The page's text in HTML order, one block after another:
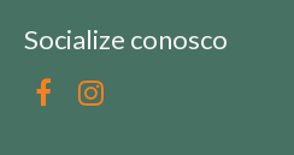
Socialize conosco